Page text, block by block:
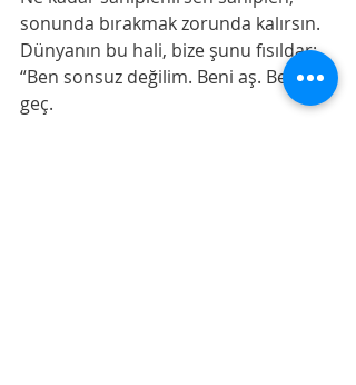
sonunda bırakmak zorunda kalırsın.
Dünyanın bu hali, bize şunu fısıldar:
“Ben sonsuz değilim. Beni aş. Beni
geç.